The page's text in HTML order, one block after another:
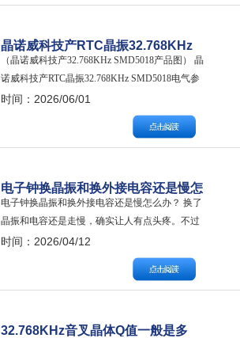
（Crystal…
晶诺威科技产RTC晶振32.768KHz
SMD5018电气参数说明
（晶诺威科技产32.768KHz SMD5018产品图） 晶
诺威科技产RTC晶振32.768KHz SMD5018电气参
数说明如下： 关键参数： 产品类型：音叉型RTC
石英晶体谐振器、Quartz crystal unit 振荡形式：基
频Fundamental 产品型号：SMD5018 尺寸：5.0…
时间：2026/06/01
电子钟换晶振和换外接电容还是慢怎
么办？
电子钟换晶振和换外接电容还是慢怎么办？ 换了
晶振和电容还是走慢，确实让人有点头疼。不过
别着急，这通常意味着问题可能出在了我们还没
注意到的地方。我们可以用一个简单的“排除法”，
一步步把原因找出来。 第一步：从最简单的可能
性开始排查 在深入电路内部之前，有几个外部因
时间：2026/04/12
32.768KHz音叉晶体Q值一般是多